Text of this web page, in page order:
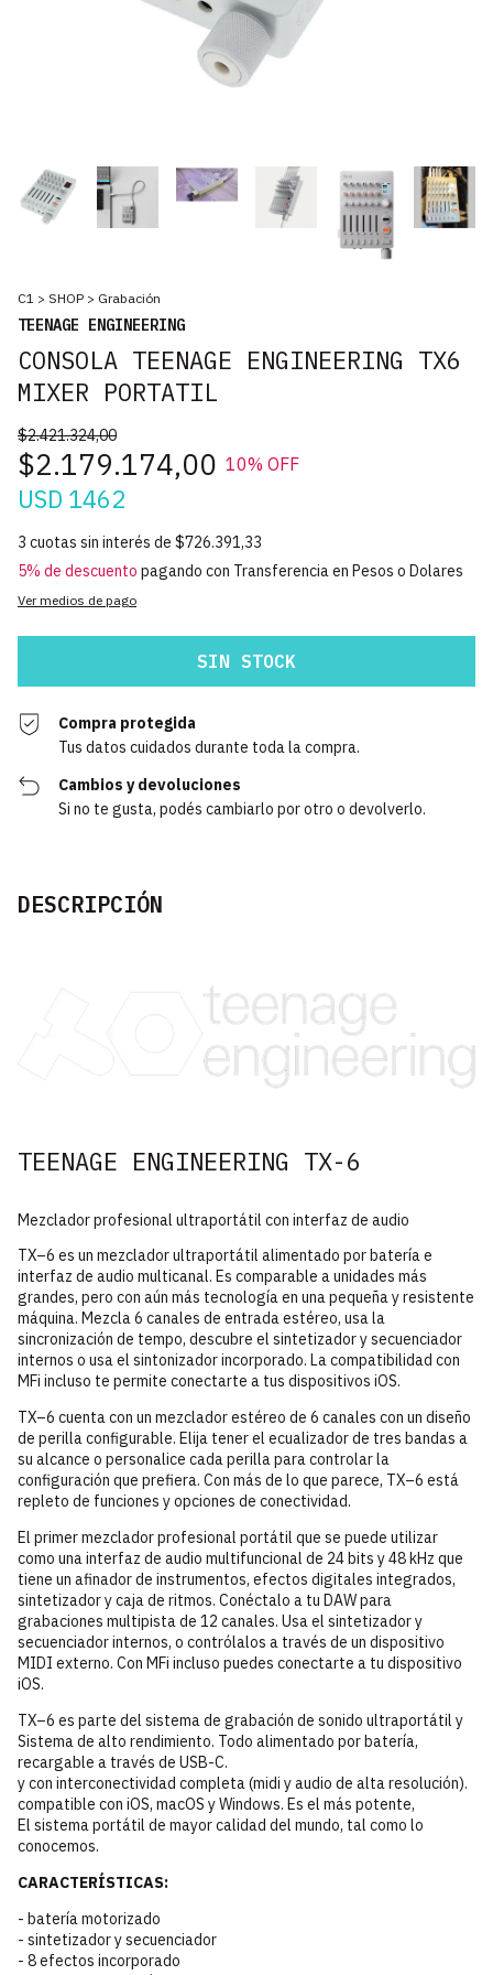
C1 > SHOP > Grabación
TEENAGE ENGINEERING
CONSOLA TEENAGE ENGINEERING TX6
MIXER PORTATIL
$2.421.324,00
$2.179.174,00 10% OFF
USD 1462
3 cuotas sin interés de $726.391,33
5% de descuento pagando con Transferencia en Pesos o Dolares
Ver medios de pago
Compra protegida
Tus datos cuidados durante toda la compra.
Cambios y devoluciones
Si no te gusta, podés cambiarlo por otro o devolverlo.
DESCRIPCIÓN
TEENAGE ENGINEERING TX-6
Mezclador profesional ultraportátil con interfaz de audio
TX–6 es un mezclador ultraportátil alimentado por batería e
interfaz de audio multicanal. Es comparable a unidades más
grandes, pero con aún más tecnología en una pequeña y resistente
máquina. Mezcla 6 canales de entrada estéreo, usa la
sincronización de tempo, descubre el sintetizador y secuenciador
internos o usa el sintonizador incorporado. La compatibilidad con
MFi incluso te permite conectarte a tus dispositivos iOS.
TX–6 cuenta con un mezclador estéreo de 6 canales con un diseño
de perilla configurable. Elija tener el ecualizador de tres bandas a
su alcance o personalice cada perilla para controlar la
configuración que prefiera. Con más de lo que parece, TX–6 está
repleto de funciones y opciones de conectividad.
El primer mezclador profesional portátil que se puede utilizar
como una interfaz de audio multifuncional de 24 bits y 48 kHz que
tiene un afinador de instrumentos, efectos digitales integrados,
sintetizador y caja de ritmos. Conéctalo a tu DAW para
grabaciones multipista de 12 canales. Usa el sintetizador y
secuenciador internos, o contrólalos a través de un dispositivo
MIDI externo. Con MFi incluso puedes conectarte a tu dispositivo
iOS.
TX–6 es parte del sistema de grabación de sonido ultraportátil y
Sistema de alto rendimiento. Todo alimentado por batería,
recargable a través de USB-C.
y con interconectividad completa (midi y audio de alta resolución).
compatible con iOS, macOS y Windows. Es el más potente,
El sistema portátil de mayor calidad del mundo, tal como lo
conocemos.
CARACTERÍSTICAS:
- batería motorizado
- sintetizador y secuenciador
- 8 efectos incorporado